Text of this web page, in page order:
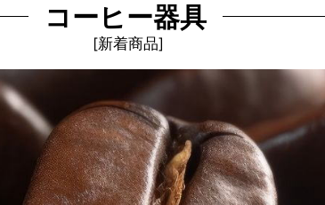
コーヒー器具
[新着商品]